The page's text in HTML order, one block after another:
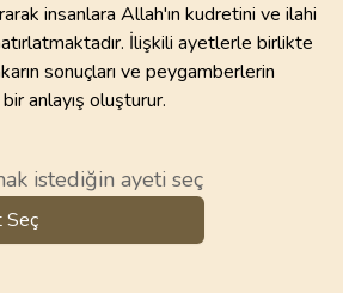
insanlara Allah'ın kudretini ve ilahi
İlişkili ayetlerle birlikte
sonuçları ve peygamberlerin
anlayış oluşturur.
istediğin ayeti seç